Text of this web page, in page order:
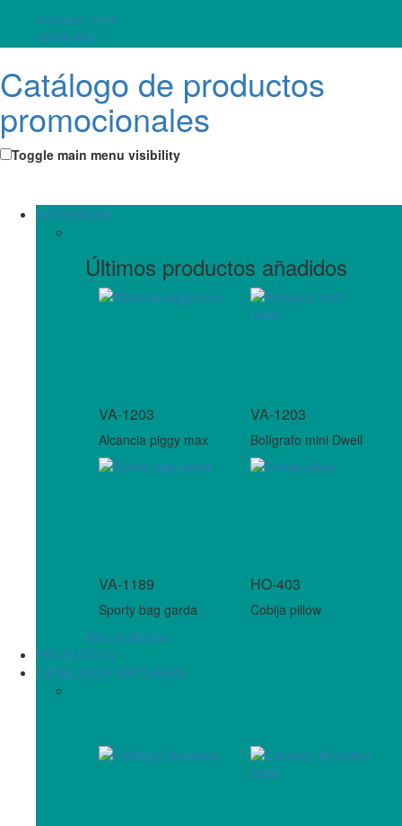
Ingresar como
distribuidor
Catálogo de productos
promocionales
Toggle main menu visibility
NOVEDADES
Últimos productos añadidos
VA-1203
Alcancia piggy max
VA-1203
Bolígrafo mini Dwell
VA-1189
Sporty bag garda
HO-403
Cobija pillow
Más productos
PRODUCTOS
CATÁLOGOS VIRTUALES